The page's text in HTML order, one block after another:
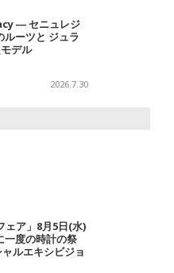
― セニュレジ
ルーツと ジュラ
デル
2026.7.30
ェア」8月5日(水)
一度の時計の祭
ルエキシビジョ